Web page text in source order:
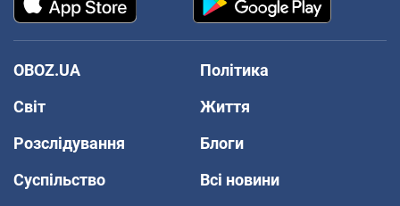
OBOZ.UA
Політика
Світ
Життя
Розслідування
Блоги
Суспільство
Всі новини